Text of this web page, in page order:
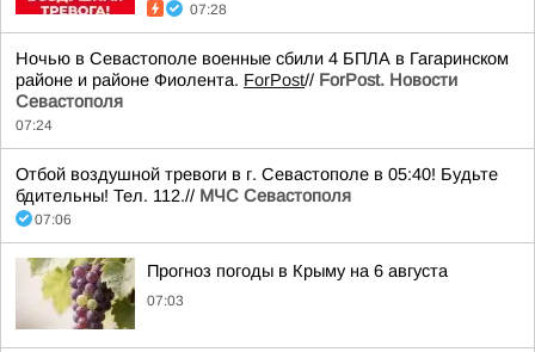
07:28
Ночью в Севастополе военные сбили 4 БПЛА в Гагаринском
районе и районе Фиолента. ForPost// ForPost. Новости
Севастополя
07:24
Отбой воздушной тревоги в г. Севастополе в 05:40! Будьте
бдительны! Тел. 112.// МЧС Севастополя
07:06
Прогноз погоды в Крыму на 6 августа
07:03